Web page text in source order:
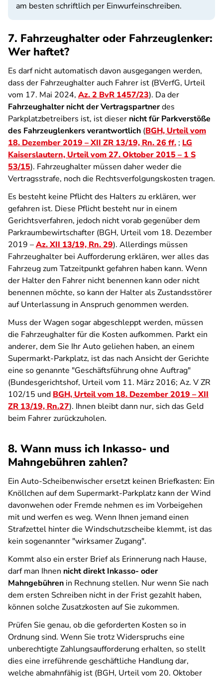
am besten schriftlich per Einwurfeinschreiben.
7. Fahrzeughalter oder Fahrzeuglenker:
Wer haftet?
Es darf nicht automatisch davon ausgegangen werden,
dass der Fahrzeughalter auch Fahrer ist (BVerfG, Urteil
vom 17. Mai 2024, Az. 2 BvR 1457/23). Da der
Fahrzeughalter nicht der Vertragspartnerdes
Parkplatzbetreibers ist, ist dieser nicht für Parkverstöße
des Fahrzeuglenkers verantwortlich (BGH, Urteil vom
18. Dezember 2019 – XII ZR 13/19, Rn. 26 ff. ; LG
Kaiserslautern, Urteil vom 27. Oktober 2015 – 1 S
53/15). Fahrzeughalter müssen daher weder die
Vertragsstrafe, noch die Rechtsverfolgungskosten tragen.
Es besteht keine Pflicht des Halters zu erklären, wer
gefahren ist. Diese Pflicht besteht nur in einem
Gerichtsverfahren, jedoch nicht vorab gegenüber dem
Parkraumbewirtschafter (BGH, Urteil vom 18. Dezember
2019 –Az. XII 13/19, Rn. 29). Allerdings müssen
Fahrzeughalter bei Aufforderung erklären, wer alles das
Fahrzeug zum Tatzeitpunkt gefahren haben kann. Wenn
der Halter den Fahrer nicht benennen kann oder nicht
benennen möchte, so kann der Halter als Zustandsstörer
auf Unterlassung in Anspruch genommen werden.
Muss der Wagen sogar abgeschleppt werden, müssen
die Fahrzeughalter für die Kosten aufkommen. Parkt ein
anderer, dem Sie Ihr Auto geliehen haben, an einem
Supermarkt-Parkplatz, ist das nach Ansicht der Gerichte
eine so genannte "Geschäftsführung ohne Auftrag"
(Bundesgerichtshof, Urteil vom 11. März 2016; Az. V ZR
102/15 und BGH, Urteil vom 18. Dezember 2019 – XII
ZR 13/19, Rn.27). Ihnen bleibt dann nur, sich das Geld
beim Fahrer zurückzuholen.
8. Wann muss ich Inkasso- und
Mahngebühren zahlen?
Ein Auto-Scheibenwischer ersetzt keinen Briefkasten: Ein
Knöllchen auf dem Supermarkt-Parkplatz kann der Wind
davonwehen oder Fremde nehmen es im Vorbeigehen
mit und werfen es weg. Wenn Ihnen jemand einen
Strafzettel hinter die Windschutzscheibe klemmt, ist das
kein sogenannter "wirksamer Zugang".
Kommt also ein erster Brief als Erinnerung nach Hause,
darf man Ihnen nicht direkt Inkasso- oder
Mahngebühren in Rechnung stellen. Nur wenn Sie nach
dem ersten Schreiben nicht in der Frist gezahlt haben,
können solche Zusatzkosten auf Sie zukommen.
Prüfen Sie genau, ob die geforderten Kosten so in
Ordnung sind. Wenn Sie trotz Widerspruchs eine
unberechtigte Zahlungsaufforderung erhalten, so stellt
dies eine irreführende geschäftliche Handlung dar,
welche abmahnfähig ist (BGH, Urteil vom 20. Oktober